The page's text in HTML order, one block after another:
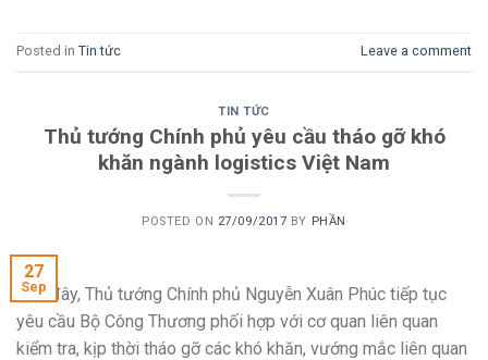
Posted in Tin tức Leave a comment
TIN TỨC
Thủ tướng Chính phủ yêu cầu tháo gỡ khó
khăn ngành logistics Việt Nam
POSTED ON 27/09/2017 BY PHẦN
27
Sep
Mới đây, Thủ tướng Chính phủ Nguyễn Xuân Phúc tiếp tục
yêu cầu Bộ Công Thương phối hợp với cơ quan liên quan
kiểm tra, kịp thời tháo gỡ các khó khăn, vướng mắc liên quan